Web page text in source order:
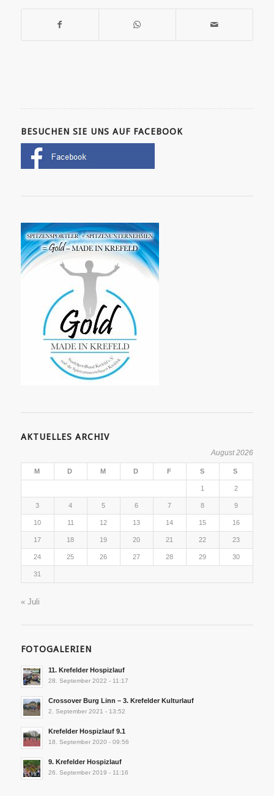
BESUCHEN SIE UNS AUF FACEBOOK
AKTUELLES ARCHIV
August 2026
M D M D F S S
1 2
3 4 5 6 7 8 9
10 11 12 13 14 15 16
17 18 19 20 21 22 23
24 25 26 27 28 29 30
31
« Juli
FOTOGALERIEN
11. Krefelder Hospizlauf
28. September 2022 - 11:17
Crossover Burg Linn – 3. Krefelder Kulturlauf
2. September 2021 - 13:52
Krefelder Hospizlauf 9.1
18. September 2020 - 09:56
9. Krefelder Hospizlauf
26. September 2019 - 11:16